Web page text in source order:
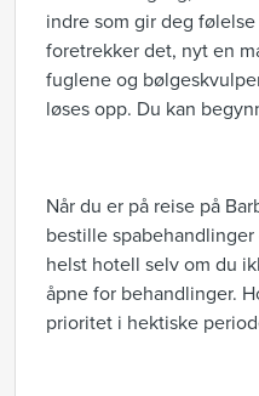
indre som gir deg
foretrekker det, nyt en
fuglene og
løses opp. Du kan
Når du er på reise på
bestille
helst hotell selv om du
åpne for behandlinger.
prioritet i hektiske